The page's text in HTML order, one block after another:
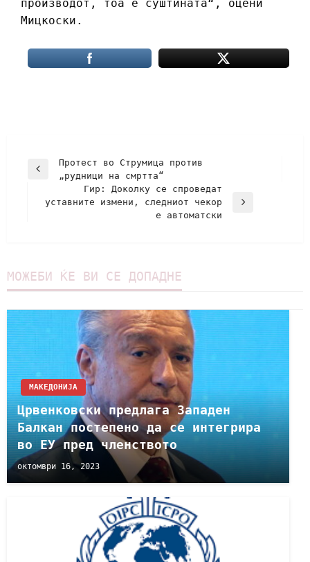
производот, тоа е суштината“, оцени
Мицкоски.
Протест во Струмица против
„рудници на смртта“
Гир: Доколку се спроведат
уставните измени, следниот чекор
е автоматски
МОЖЕБИ ЌЕ ВИ СЕ ДОПАДНЕ
МАКЕДОНИЈА
Црвенковски предлага Западен
Балкан постепено да се интегрира
во ЕУ пред членството
октомври 16, 2023